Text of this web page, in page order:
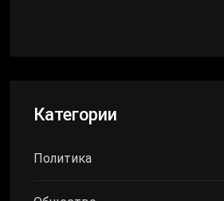
Категории
Политика